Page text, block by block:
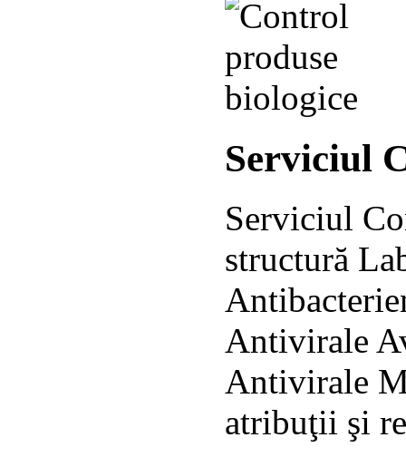
Serviciul
Serviciul
structură
Antivirale
Antivirale
atribuţii şi